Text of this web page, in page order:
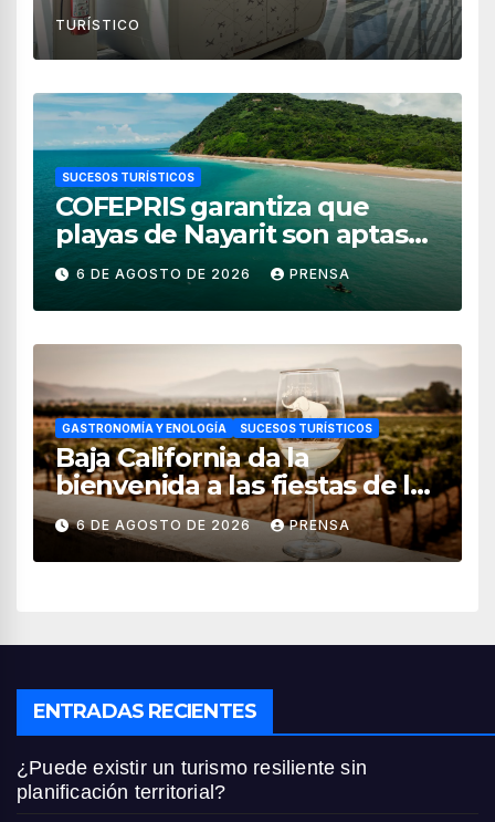
TURÍSTICO
SUCESOS TURÍSTICOS
COFEPRIS garantiza que
playas de Nayarit son aptas
para uso recreativo
6 DE AGOSTO DE 2026 PRENSA
GASTRONOMÍA Y ENOLOGÍA SUCESOS TURÍSTICOS
Baja California da la
bienvenida a las fiestas de la
vendimia 2026
6 DE AGOSTO DE 2026 PRENSA
ENTRADAS RECIENTES
¿Puede existir un turismo resiliente sin
planificación territorial?